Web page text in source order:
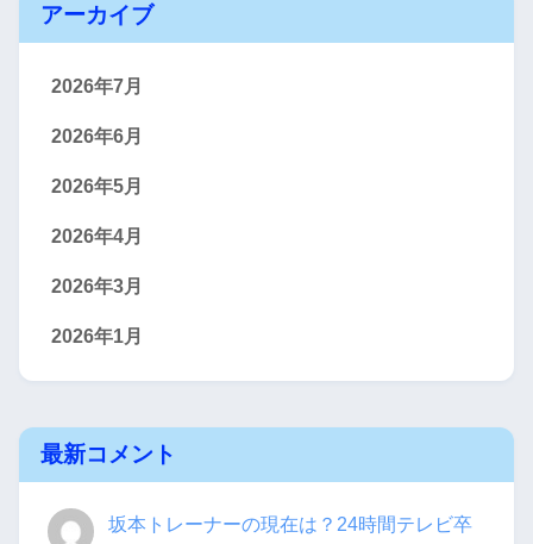
アーカイブ
2026年7月
2026年6月
2026年5月
2026年4月
2026年3月
2026年1月
最新コメント
坂本トレーナーの現在は？24時間テレビ卒